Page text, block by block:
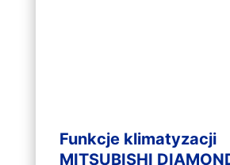
Funkcje klimatyzacji
MITSUBISHI